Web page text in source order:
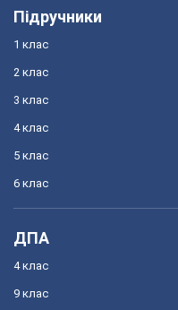
Підручники
1 клас
2 клас
3 клас
4 клас
5 клас
6 клас
ДПА
4 клас
9 клас